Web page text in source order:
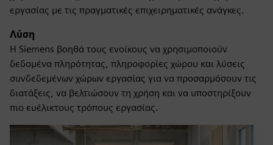
εργασίας με τις πραγματικές επιχειρηματικές ανάγκες.
Λύση
Η Siemens βοηθά τους ενοίκους να χρησιμοποιούν
δεδομένα πληρότητας, πληροφορίες χώρου και λύσεις
συνδεδεμένων χώρων εργασίας για να προσαρμόσουν τις
διατάξεις, να βελτιώσουν τη χρήση και να υποστηρίξουν
πιο ευέλικτους τρόπους εργασίας.